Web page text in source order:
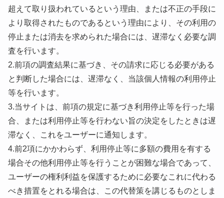
超えて取り扱われているという理由、または不正の手段に
より取得されたものであるという理由により、その利用の
停止または消去を求められた場合には、遅滞なく必要な調
査を行います。
2.前項の調査結果に基づき、その請求に応じる必要がある
と判断した場合には、遅滞なく、当該個人情報の利用停止
等を行います。
3.当サイトは、前項の規定に基づき利用停止等を行った場
合、または利用停止等を行わない旨の決定をしたときは遅
滞なく、これをユーザーに通知します。
4.前2項にかかわらず、利用停止等に多額の費用を有する
場合その他利用停止等を行うことが困難な場合であって、
ユーザーの権利利益を保護するために必要なこれに代わる
べき措置をとれる場合は、この代替策を講じるものとしま